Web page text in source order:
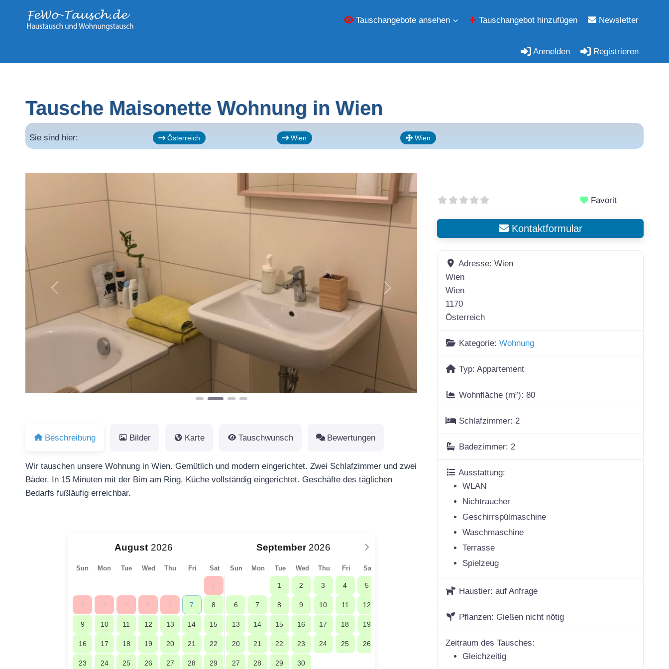
Tauschangebote ansehen Tauschangebot hinzufügen Newsletter
Anmelden Registrieren
Tausche Maisonette Wohnung in Wien
Sie sind hier: Österreich Wien Wien
Vorheriges Nächstes
Beschreibung Bilder Karte Tauschwunsch Bewertungen
Wir tauschen unsere Wohnung in Wien. Gemütlich und modern eingerichtet. Zwei Schlafzimmer und zwei
Bäder. In 15 Minuten mit der Bim am Ring. Küche vollständig eingerichtet. Geschäfte des täglichen
Bedarfs fußläufig erreichbar.
August September
Sun Mon Tue Wed Thu Fri Sat Sun Mon Tue Wed Thu Fri Sat
1
2 3 4 5 6 7 8
9 10 11 12 13 14 15
16 17 18 19 20 21 22
23 24 25 26 27 28 29
1 2 3 4 5
6 7 8 9 10 11 12
13 14 15 16 17 18 19
20 21 22 23 24 25 26
27 28 29 30
Favorit
Kontaktformular
Adresse: Wien
Wien
Wien
1170
Österreich
Kategorie: Wohnung
Typ: Appartement
Wohnfläche (m²): 80
Schlafzimmer: 2
Badezimmer: 2
Ausstattung:
WLAN
Nichtraucher
Geschirrspülmaschine
Waschmaschine
Terrasse
Spielzeug
Haustier: auf Anfrage
Pflanzen: Gießen nicht nötig
Zeitraum des Tausches:
Gleichzeitig